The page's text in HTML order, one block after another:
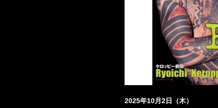
2025年10月2日（木）